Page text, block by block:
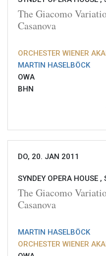
The Giacomo
Casanova
ORCHESTER WIENER
MARTIN HASELBÖCK
OWA
BHN
DO, 20. JAN 2011
SYNDEY OPERA HOUSE ,
The Giacomo
Casanova
MARTIN HASELBÖCK
ORCHESTER WIENER